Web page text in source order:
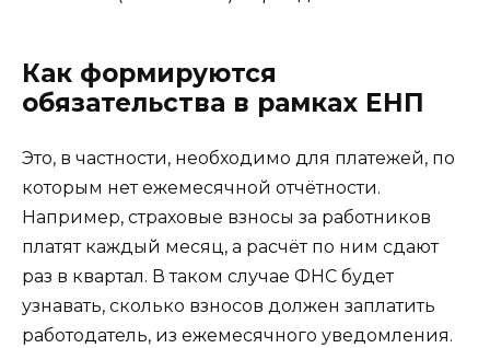
Как формируются
обязательства в рамках ЕНП
Это, в частности, необходимо для платежей, по
которым нет ежемесячной отчётности.
Например, страховые взносы за работников
платят каждый месяц, а расчёт по ним сдают
раз в квартал. В таком случае ФНС будет
узнавать, сколько взносов должен заплатить
работодатель, из ежемесячного уведомления.